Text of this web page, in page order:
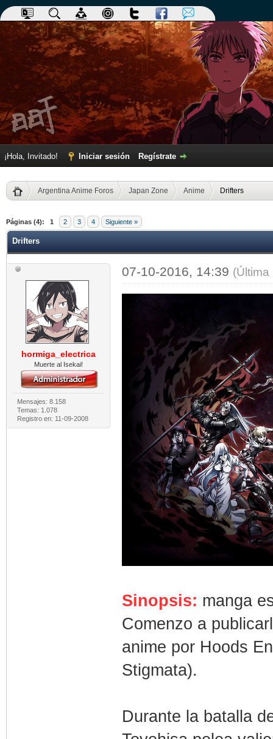
¡Hola, Invitado! Iniciar sesión Regístrate
Argentina Anime Foros Japan Zone Anime Drifters
Páginas (4): 1 2 3 4 Siguiente »
Drifters
hormiga_electrica
Muerte al Isekai!
Mensajes: 8.158
Temas: 1.078
Registro en: 11-09-2008
07-10-2016, 14:39
Sinopsis: manga
Comenzo a
anime por Hoods
Stigmata).
Durante la batalla